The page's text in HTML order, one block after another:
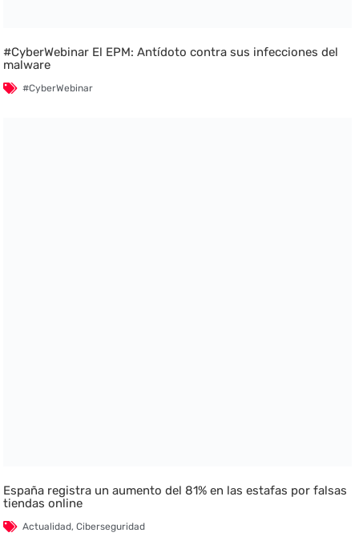
#CyberWebinar El EPM: Antídoto contra sus infecciones del
malware
#CyberWebinar
España registra un aumento del 81% en las estafas por falsas
tiendas online
Actualidad,Ciberseguridad